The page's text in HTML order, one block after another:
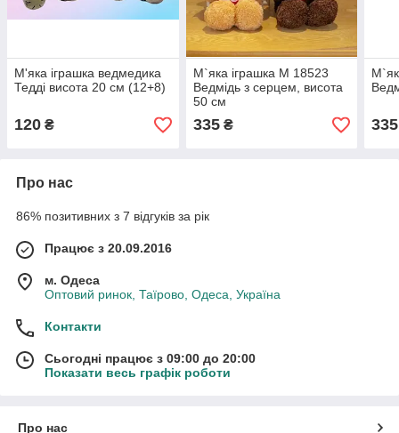
М'яка іграшка ведмедика
Тедді висота 20 см (12+8)
120 ₴
М`яка іграшка M 18523
Ведмідь з серцем, висота
50 см
335₴ 335
Про нас
86% позитивних з 7 відгуків за рік
Працює з 20.09.2016
м. Одеса
Оптовий ринок, Таїрово, Одеса, Україна
Контакти
Сьогодні працює з 09:00 до 20:00
Показати весь графік роботи
Про нас